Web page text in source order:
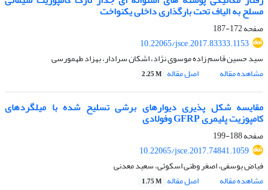
مسلح به الیاف تحت بارگذاری داخلی یکنواخت
صفحه172-187
10.22065/jsce.2017.83333.1153
سید حسین قاسم زاده موسوی نژاد، اشکان سرادار، بهزاد طهمورسی
مشاهده مقاله
اصل مقاله 2.25 M
مقایسه شکل پذیری دیوارهای برشی تسلیح شده با میلگردهای
کامپوزیت پلیمری GFRP وفولادی
صفحه188-199
10.22065/jsce.2017.74841.1059
فیاض یوسفی، اصغر وطنی اسکوئی، سعید معدنی
مشاهده مقاله
اصل مقاله 1.75 M